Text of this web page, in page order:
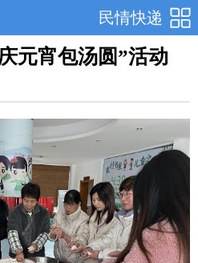
民情快递
元宵包汤圆”活动